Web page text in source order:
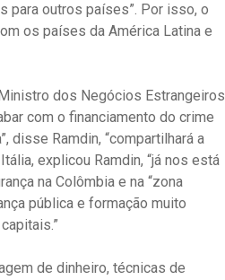
para outros países”. Por isso, o
os países da América Latina e
dos Negócios Estrangeiros
com o financiamento do crime
disse Ramdin, “compartilhará a
explicou Ramdin, “já nos está
na Colômbia e na “zona
pública e formação muito
de dinheiro, técnicas de